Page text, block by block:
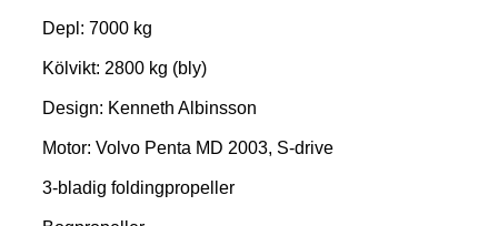
Depl: 7000 kg
Kölvikt: 2800 kg (bly)
Design: Kenneth Albinsson
Motor: Volvo Penta MD 2003, S-drive
3-bladig foldingpropeller